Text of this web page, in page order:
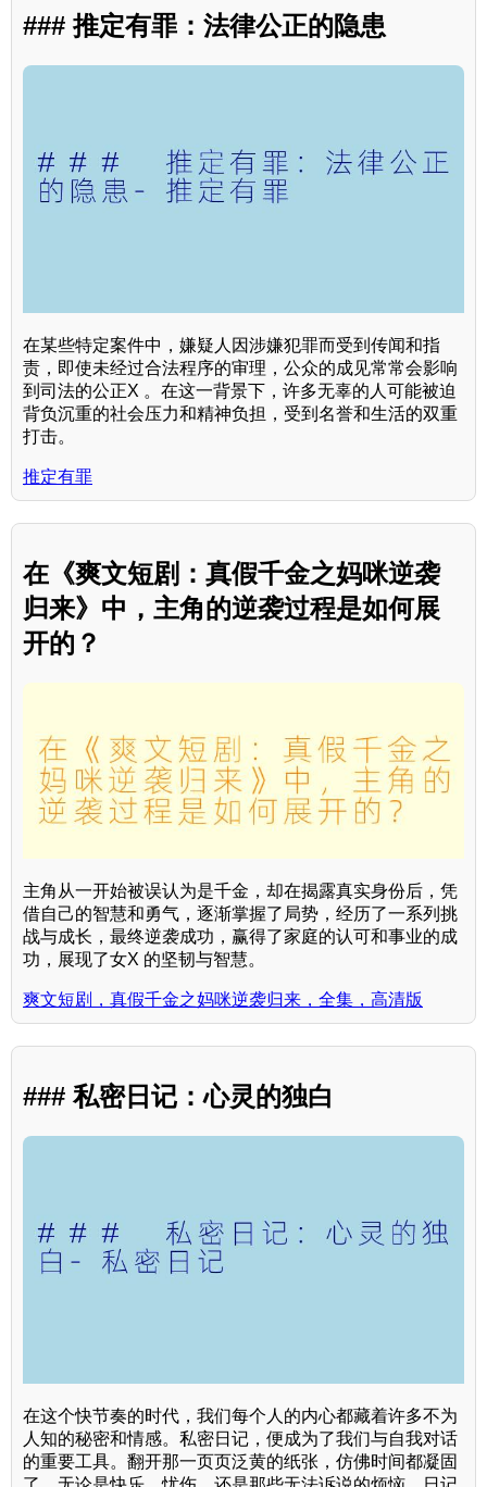
### 推定有罪：法律公正的隐患
在某些特定案件中，嫌疑人因涉嫌犯罪而受到传闻和指
责，即使未经过合法程序的审理，公众的成见常常会影响
到司法的公正X 。在这一背景下，许多无辜的人可能被迫
背负沉重的社会压力和精神负担，受到名誉和生活的双重
打击。
推定有罪
在《爽文短剧：真假千金之妈咪逆袭
归来》中，主角的逆袭过程是如何展
开的？
主角从一开始被误认为是千金，却在揭露真实身份后，凭
借自己的智慧和勇气，逐渐掌握了局势，经历了一系列挑
战与成长，最终逆袭成功，赢得了家庭的认可和事业的成
功，展现了女X 的坚韧与智慧。
爽文短剧，真假千金之妈咪逆袭归来，全集，高清版
### 私密日记：心灵的独白
在这个快节奏的时代，我们每个人的内心都藏着许多不为
人知的秘密和情感。私密日记，便成为了我们与自我对话
的重要工具。翻开那一页页泛黄的纸张，仿佛时间都凝固